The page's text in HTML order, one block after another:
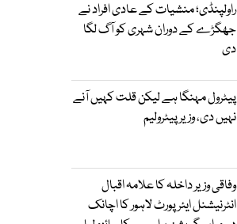
راولپنڈی؛ منشیات کے عادی افراد نے
جھگڑے کے دوران شہری کو آگ لگا
دی
پیٹرول مہنگا ہے لیکن قلت کہیں آنے
نہیں دی، وزیر پیٹرولیم
وفاقی وزیر داخلہ کا علامہ اقبال
انٹرنیشنل ایئرپورٹ لاہور کا اچانک